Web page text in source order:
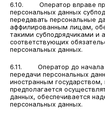
6.10. Оператор вправе
персональных данных
передавать персональные
аффилированным лицам,
такими субподрядчиками
соответствующих
персональных данных.
6.11. Оператор до начала
передачи персональных
иностранным
предполагается
данных, обеспечивается
персональных данных.